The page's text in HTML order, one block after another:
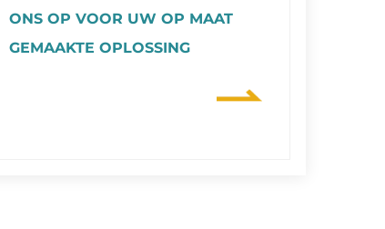
ONS OP VOOR UW OP MAAT
GEMAAKTE OPLOSSING